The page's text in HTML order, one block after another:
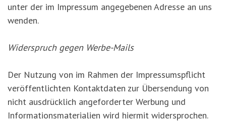
unter der im Impressum angegebenen Adresse an uns
wenden.
Widerspruch gegen Werbe-Mails
Der Nutzung von im Rahmen der Impressumspflicht
veröffentlichten Kontaktdaten zur Übersendung von
nicht ausdrücklich angeforderter Werbung und
Informationsmaterialien wird hiermit widersprochen.